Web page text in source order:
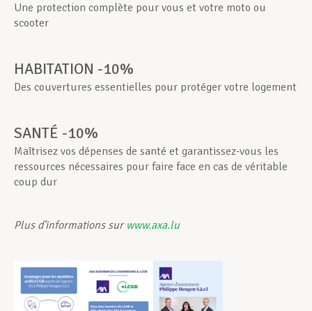
Actualités
Une protection complète pour vous et votre moto ou
scooter
HABITATION -10%
Des couvertures essentielles pour protéger votre logement
SANTÉ -10%
Maîtrisez vos dépenses de santé et garantissez-vous les
ressources nécessaires pour faire face en cas de véritable
coup dur
Plus d’informations sur www.axa.lu